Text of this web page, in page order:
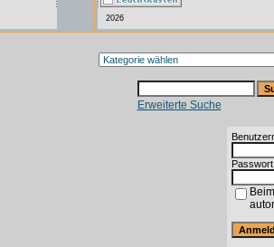
2026
Erweiterte Suche